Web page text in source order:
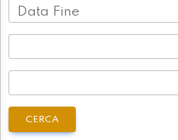
Data Fine
CERCA